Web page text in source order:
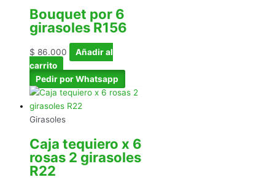
Bouquet por 6
girasoles R156
$ 86.000
Añadir al
carrito
Pedir por Whatsapp
Girasoles
Caja tequiero x 6
rosas 2 girasoles
R22